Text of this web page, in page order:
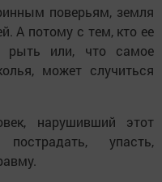
поверьям, земля
А потому с тем, кто ее
рыть или, что самое
может случиться
нарушивший этот
упасть,